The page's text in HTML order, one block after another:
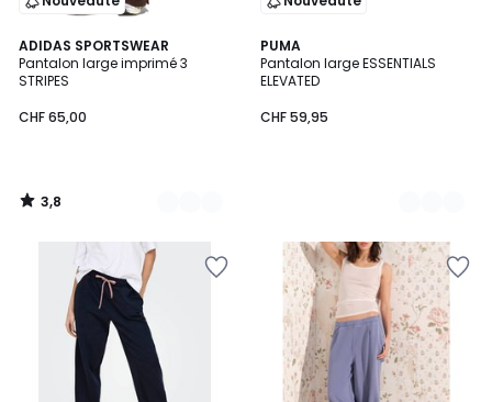
ADIDAS SPORTSWEAR
Pantalon large imprimé 3
STRIPES
CHF 65,00
3,8
/ 5
3
Couleurs
3,8
/
PUMA
Pantalon large ESSENTIALS
ELEVATED
CHF 59,95
2
Couleurs